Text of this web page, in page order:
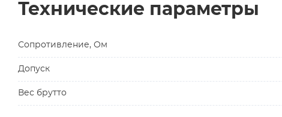
Технические параметры
Сопротивление, Ом
Допуск
Вес брутто